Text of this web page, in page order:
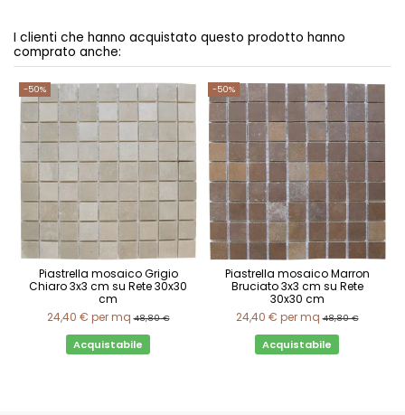
I clienti che hanno acquistato questo prodotto hanno
comprato anche:
-50%
Piastrella mosaico Grigio
Chiaro 3x3 cm su Rete 30x30
cm
24,40 € per mq 48,80 €
Acquistabile
-50%
Piastrella mosaico Marron
Bruciato 3x3 cm su Rete
30x30 cm
24,40 € per mq 48,80 €
Acquistabile